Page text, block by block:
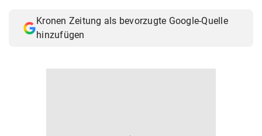
Kronen Zeitung als bevorzugte Google-Quelle
hinzufügen